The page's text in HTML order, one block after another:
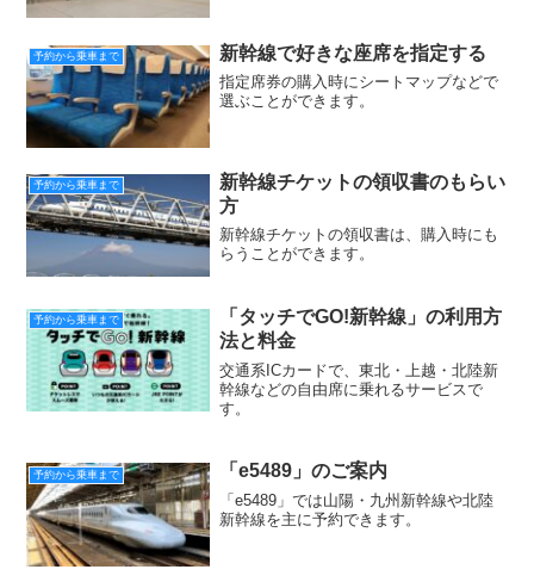
予約から乗車まで 新幹線で好きな座席を指定する
指定席券の購入時にシートマップなどで
選ぶことができます。
予約から乗車まで
新幹線チケットの領収書のもらい
方
新幹線チケットの領収書は、購入時にも
らうことができます。
予約から乗車まで
「タッチでGO!新幹線」の利用方
法と料金
交通系ICカードで、東北・上越・北陸新
幹線などの自由席に乗れるサービスで
す。
予約から乗車まで 「e5489」のご案内
「e5489」では山陽・九州新幹線や北陸
新幹線を主に予約できます。